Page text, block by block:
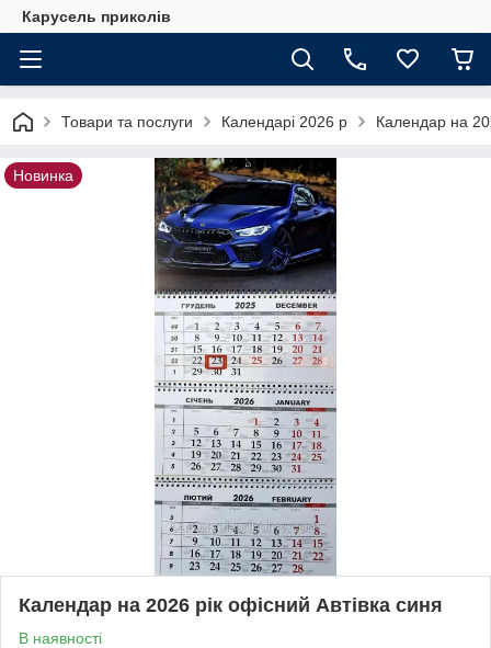
Карусель приколів
Товари та послуги Календарі 2026 р Календар на
Новинка
Календар на 2026 рік офісний Автівка синя
В наявності